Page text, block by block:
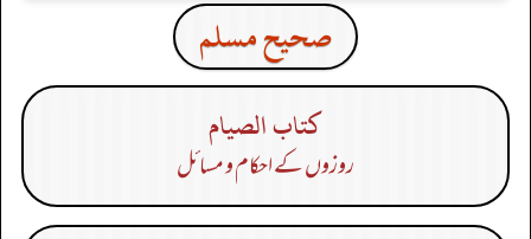
صحيح مسلم
كتاب الصيام
روزوں کے احکام و مسائل